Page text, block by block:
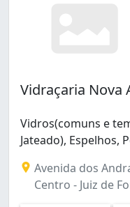
São Pedro (4)
Vivendas da Serra
Vidraçaria Nova
Vidros(comuns e
Jateado), Espelhos,
Avenida dos
Centro - Juiz de